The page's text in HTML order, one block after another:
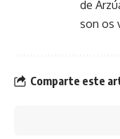
de
son os
Comparte este